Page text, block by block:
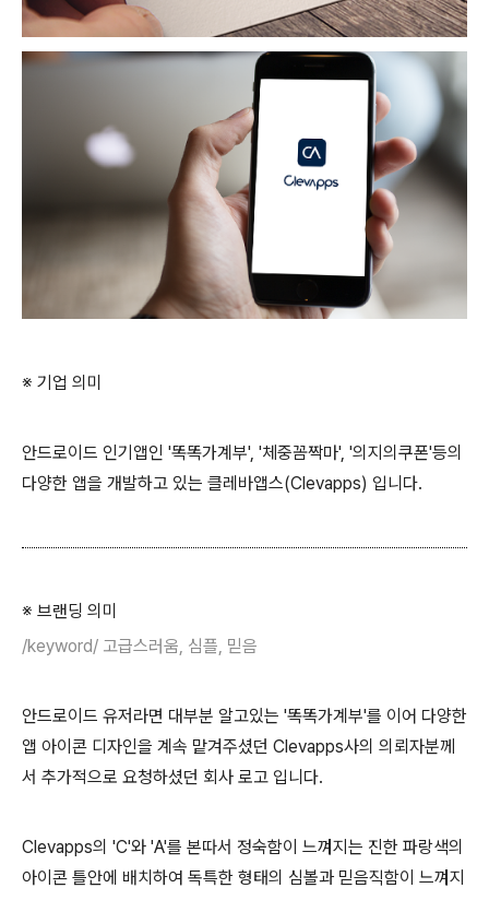
※ 기업 의미
안드로이드 인기앱인 '똑똑가계부', '체중꼼짝마', '의지의쿠폰'등의
다양한 앱을 개발하고 있는 클레바앱스(Clevapps) 입니다.
※ 브랜딩 의미
/keyword/ 고급스러움, 심플, 믿음
안드로이드 유저라면 대부분 알고있는 '똑똑가계부'를 이어 다양한
앱 아이콘 디자인을 계속 맡겨주셨던 Clevapps사의 의뢰자분께
서 추가적으로 요청하셨던 회사 로고 입니다.
Clevapps의 'C'와 'A'를 본따서 정숙함이 느껴지는 진한 파랑색의
아이콘 틀안에 배치하여 독특한 형태의 심볼과 믿음직함이 느껴지